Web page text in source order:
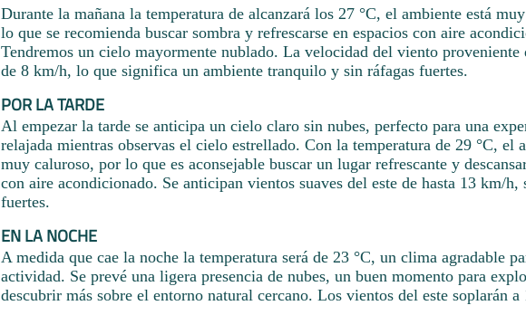
Durante la mañana la temperatura de alcanzará los 27 °C, el ambiente está
lo que se recomienda buscar sombra y refrescarse en espacios con aire
Tendremos un cielo mayormente nublado. La velocidad del viento proveniente
de 8 km/h, lo que significa un ambiente tranquilo y sin ráfagas fuertes.
POR LA TARDE
Al empezar la tarde se anticipa un cielo claro sin nubes, perfecto para una
relajada mientras observas el cielo estrellado. Con la temperatura de 29 °C, el
muy caluroso, por lo que es aconsejable buscar un lugar refrescante y
con aire acondicionado. Se anticipan vientos suaves del este de hasta 13 km/h,
fuertes.
EN LA NOCHE
A medida que cae la noche la temperatura será de 23 °C, un clima agradable
actividad. Se prevé una ligera presencia de nubes, un buen momento para
descubrir más sobre el entorno natural cercano. Los vientos del este soplarán a